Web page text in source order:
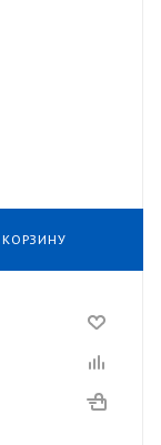
КОРЗИНУ